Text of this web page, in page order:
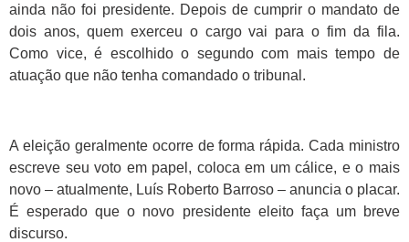
ainda não foi presidente. Depois de cumprir o mandato de
dois anos, quem exerceu o cargo vai para o fim da fila.
Como vice, é escolhido o segundo com mais tempo de
atuação que não tenha comandado o tribunal.
A eleição geralmente ocorre de forma rápida. Cada ministro
escreve seu voto em papel, coloca em um cálice, e o mais
novo – atualmente, Luís Roberto Barroso – anuncia o placar.
É esperado que o novo presidente eleito faça um breve
discurso.